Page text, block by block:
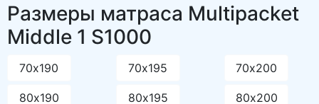
Размеры матраса Multipacket
Middle 1 S1000
70х190 70х195 70х200
80х190 80х195 80х200